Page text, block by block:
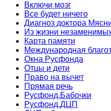
Включи мозг
Все будет ничего
Диагноз доктора
Из жизни
Карта памяти
Международная
Окна Русфонда
Отцы и дети
Право на вычет
Прямая речь
Русфонд.Бабочки
Русфонд.ДЦП